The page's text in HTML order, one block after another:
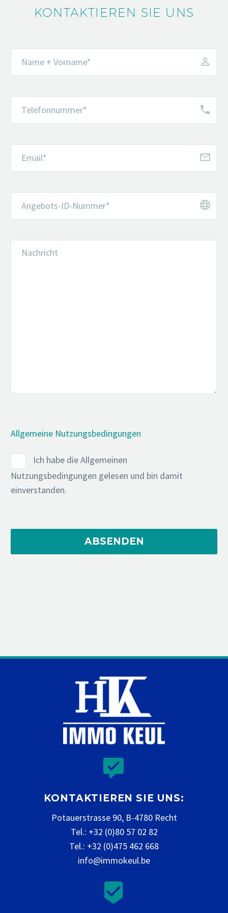
KONTAKTIEREN SIE UNS
Allgemeine Nutzungsbedingungen
Ich habe die Allgemeinen
Nutzungsbedingungen gelesen und bin damit
einverstanden.


KONTAKTIEREN SIE UNS:
Potauerstrasse 90, B-4780 Recht
Tel.: +32 (0)80 57 02 82
Tel.: +32 (0)475 462 668
info@immokeul.be

